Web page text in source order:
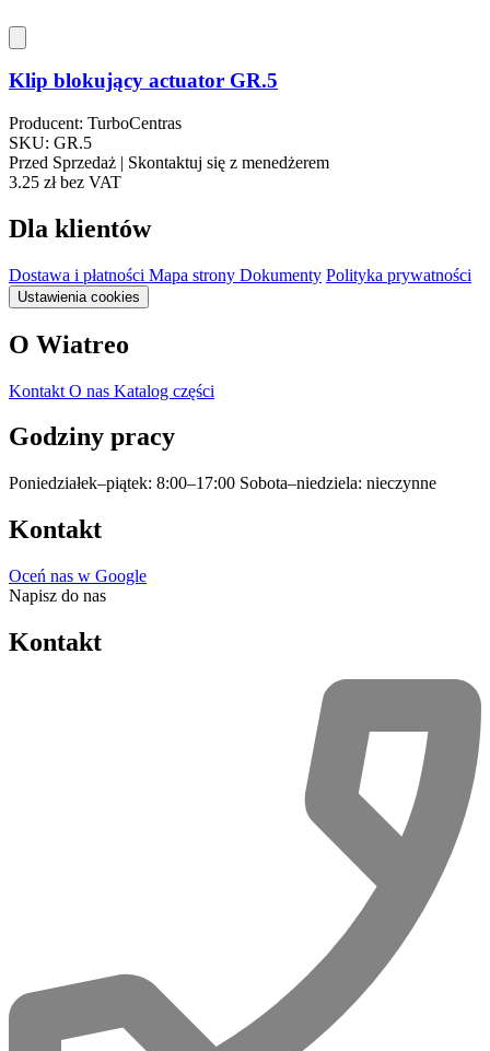
Klip blokujący actuator GR.5
Producent: TurboCentras
SKU: GR.5
Przed Sprzedaż | Skontaktuj się z menedżerem
3.25 złbez VAT
Dla klientów
Dostawa i płatności Mapa strony Dokumenty Polityka prywatności
Ustawienia cookies
O Wiatreo
Kontakt O nas Katalog części
Godziny pracy
Poniedziałek–piątek: 8:00–17:00 Sobota–niedziela: nieczynne
Kontakt
Oceń nas w Google
Napisz do nas
Kontakt